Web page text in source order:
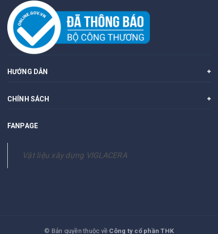
HƯỚNG DẪN
CHÍNH SÁCH
FANPAGE
Vật liệu xây dựng VIGLACERA
© Bản quyền thuộc về Công ty cổ phần THK